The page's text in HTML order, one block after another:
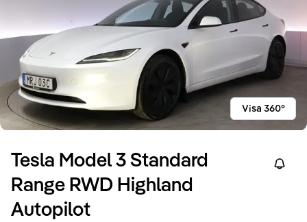
Visa 360°
Tesla Model 3Standard
Range RWD Highland
Autopilot
Right